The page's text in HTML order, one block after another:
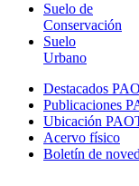
Suelo de
Conservación
Suelo
Urbano
Destacados
Publicaciones
Ubicación
Acervo físico
Boletín de